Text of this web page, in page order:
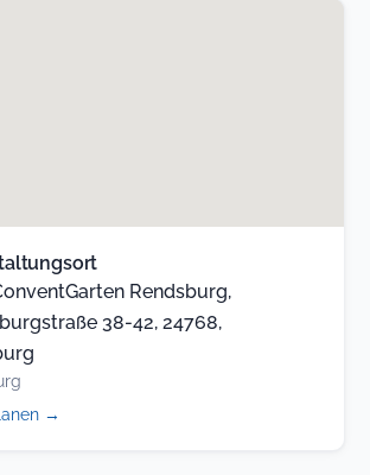
Rendsburg,
38-42, 24768,
→